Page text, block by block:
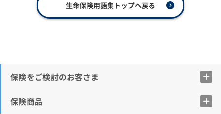
生命保険用語集トップへ戻る
保険をご検討のお客さま
保険商品